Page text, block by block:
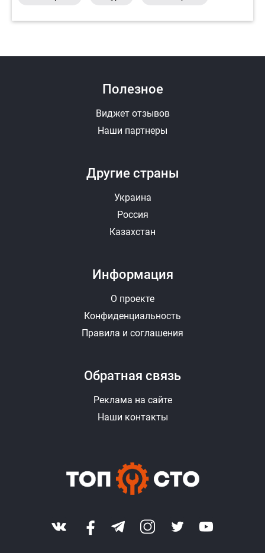
Другие страны
Украина
Россия
Казахстан
Полезное
Виджет отзывов
Наши партнеры
Информация
О проекте
Конфиденциальность
Правила и соглашения
Обратная связь
Реклама на сайте
Наши контакты